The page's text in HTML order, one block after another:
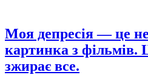
Моя депресія — це
картинка з фільмів.
зжирає все.